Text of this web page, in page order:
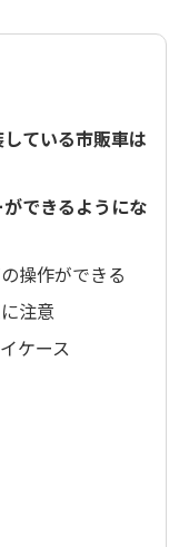
ている市販車は
できるようにな
操作ができる
注意
ケース